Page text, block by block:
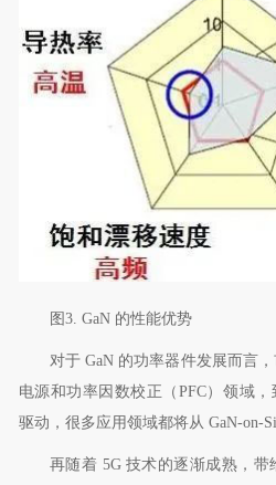
图3. GaN 的性能优势
对于GaN 的功率器件发展而言
电源和功率因数校正（ PFC）领域，
驱动，很多应用领域都将从 GaN-on-Si
再随着 5G 技术的逐渐成熟，带